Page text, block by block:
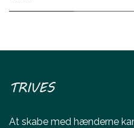
TRIVES
At skabe med hænderne